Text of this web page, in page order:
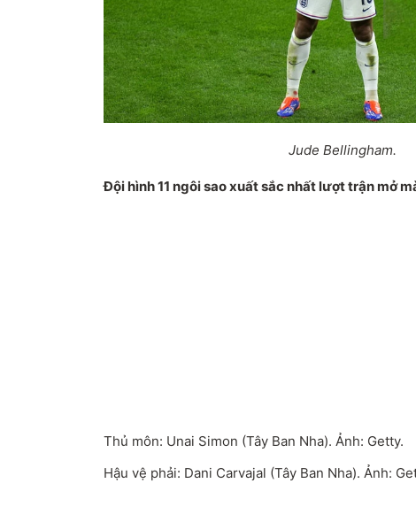
Jude Bellingham.
Đội hình 11 ngôi sao xuất sắc nhất lượt trận mở
Thủ môn: Unai Simon (Tây Ban Nha). Ảnh: Getty.
Hậu vệ phải: Dani Carvajal (Tây Ban Nha). Ảnh: